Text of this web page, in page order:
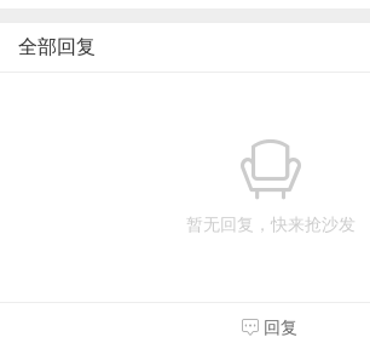
全部回复
暂无回复，快来抢沙发
回复